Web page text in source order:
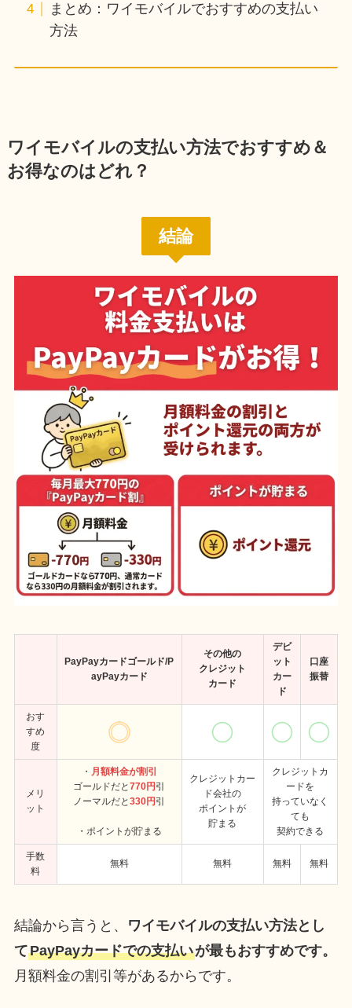
まとめ：ワイモバイルでおすすめの支払い
方法
ワイモバイルの支払い方法でおすすめ＆
お得なのはどれ？
結論
PayPayカードゴールド/P
ayPayカード
その他の
クレジット
カード
デビ
ット
カー
ド
口座
振替
おす
すめ
度
メリ
ット
・ 月額料金が割引
ゴールドだと770円 引
ノーマルだと330円 引
・ポイントが貯まる
クレジットカー
ド会社の
ポイントが
貯まる
クレジットカ
ードを
持っていなく
ても
契約できる
手数
料
無料 無料 無料 無料
結論から言うと、
ワイモバイルの支払い方法とし
てPayPayカードでの支払いが最もおすすめです。
月額料金の割引等があるからです。